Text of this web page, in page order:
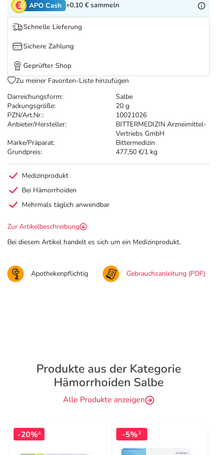
Tierapotheke
Marken
Salus Deals
Darreichungsform:
Salbe
Packungsgröße:
20 g
PZN/Art.Nr.:
10021026
Anbieter/Hersteller:
BITTERMEDIZIN Arzneimittel-
Vertriebs GmbH
Marke/Präparat:
Bittermedizin
Grundpreis:
477,50 €/1 kg
APO Cash +0,10 € sammeln
Schnelle Lieferung
Sichere Zahlung
Geprüfter Shop
Zu meiner Favoriten-Liste hinzufügen
Medizinprodukt
Bei Hämorrhoiden
Mehrmals täglich anwendbar
Zur Artikelbeschreibung
Bei diesem Artikel handelt es sich um ein Medizinprodukt.
Apothekenpflichtig Gebrauchsanleitung (PDF)
Produkte aus der Kategorie
Hämorrhoiden Salbe
Alle Produkte anzeigen
-20%4 -5%3